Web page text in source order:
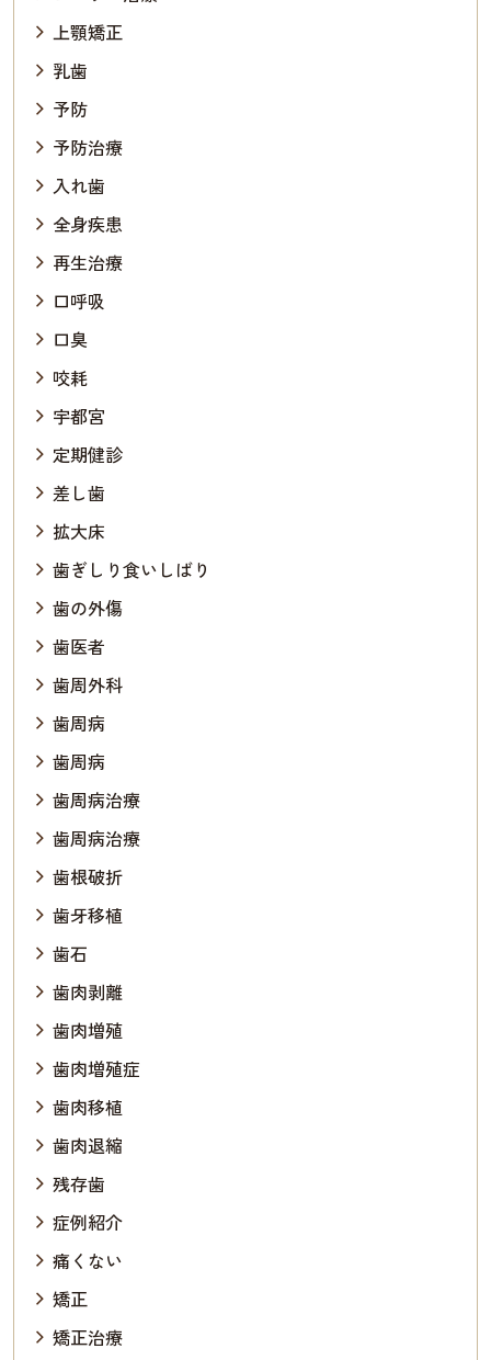
上顎矯正
乳歯
予防
予防治療
入れ歯
全身疾患
再生治療
口呼吸
口臭
咬耗
宇都宮
定期健診
差し歯
拡大床
歯ぎしり食いしばり
歯の外傷
歯医者
歯周外科
歯周病
歯周病
歯周病治療
歯周病治療
歯根破折
歯牙移植
歯石
歯肉剥離
歯肉増殖
歯肉増殖症
歯肉移植
歯肉退縮
残存歯
症例紹介
痛くない
矯正
矯正治療